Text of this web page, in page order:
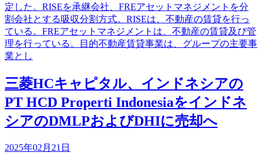
定した。RISEを承継会社、FREアセットマネジメントを分
割会社とする吸収分割方式。RISEは、不動産の賃貸を行っ
ている。FREアセットマネジメントは、不動産の賃貸及び管
理を行っている。目的不動産賃貸事業は、グループの主要事
業とし
三菱HCキャピタル、インドネシアの
PT HCD Properti Indonesiaをインドネ
シアのDMLPおよびDHIに売却へ
2025年02月21日